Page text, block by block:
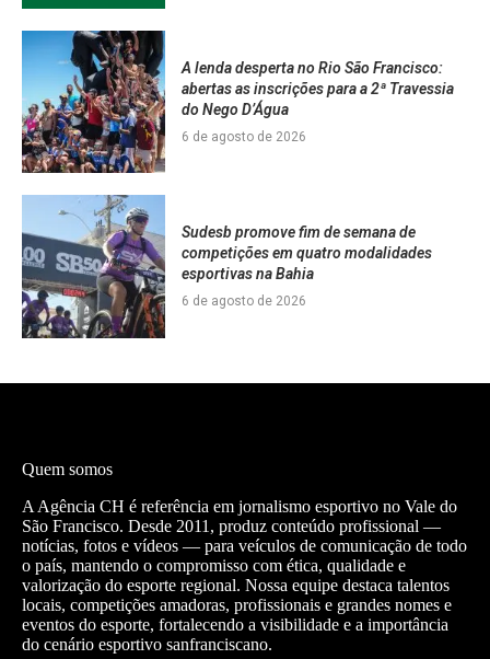
A lenda desperta no Rio São Francisco:
abertas as inscrições para a 2ª Travessia
do Nego D’Água
6 de agosto de 2026
Sudesb promove fim de semana de
competições em quatro modalidades
esportivas na Bahia
6 de agosto de 2026
Quem somos
A Agência CH é referência em jornalismo esportivo no Vale do
São Francisco. Desde 2011, produz conteúdo profissional —
notícias, fotos e vídeos — para veículos de comunicação de todo
o país, mantendo o compromisso com ética, qualidade e
valorização do esporte regional. Nossa equipe destaca talentos
locais, competições amadoras, profissionais e grandes nomes e
eventos do esporte, fortalecendo a visibilidade e a importância
do cenário esportivo sanfranciscano.